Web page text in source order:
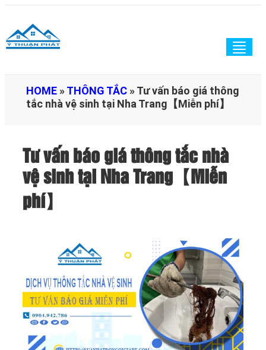
HOME »THÔNG TẮC »Tư vấn báo giá thông
tắc nhà vệ sinh tại Nha Trang【Miễn phí】
Tư vấn báo giá thông tắc nhà
vệ sinh tại Nha Trang【Miễn
phí】